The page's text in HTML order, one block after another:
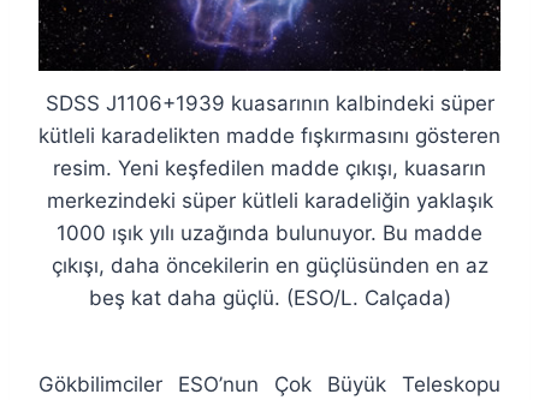
SDSS J1106+1939 kuasarının kalbindeki süper
kütleli karadelikten madde fışkırmasını gösteren
resim. Yeni keşfedilen madde çıkışı, kuasarın
merkezindeki süper kütleli karadeliğin yaklaşık
1000 ışık yılı uzağında bulunuyor. Bu madde
çıkışı, daha öncekilerin en güçlüsünden en az
beş kat daha güçlü. (ESO/L. Calçada)
Gökbilimciler ESO’nun Çok Büyük Teleskopu